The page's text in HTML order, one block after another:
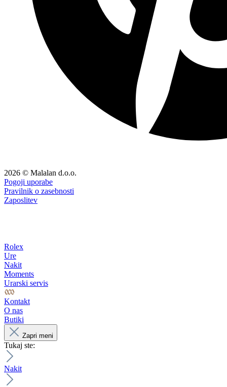
2026 © Malalan d.o.o.
Pogoji uporabe
Pravilnik o zasebnosti
Zaposlitev
Rolex
Ure
Nakit
Moments
Urarski servis
Kontakt
O nas
Butiki
Zapri meni
Tukaj ste:
Nakit